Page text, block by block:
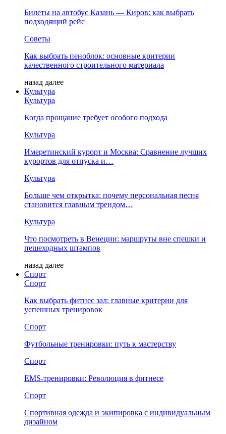
Билеты на автобус Казань — Киров: как выбрать
подходящий рейс
Советы
Как выбрать пеноблок: основные критерии
качественного строительного материала
назад далее
Культура
Культура
Когда прощание требует особого подхода
Культура
Имеретинский курорт и Москва: Сравнение лучших
курортов для отпуска и…
Культура
Больше чем открытка: почему персональная песня
становится главным трендом…
Культура
Что посмотреть в Венеции: маршруты вне спешки и
пешеходных штампов
назад далее
Спорт
Спорт
Как выбрать фитнес зал: главные критерии для
успешных тренировок
Спорт
Футбольные тренировки: путь к мастерству
Спорт
EMS-тренировки: Революция в фитнесе
Спорт
Спортивная одежда и экипировка с индивидуальным
дизайном